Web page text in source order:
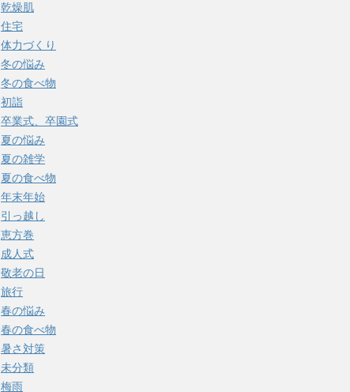
乾燥肌
住宅
体力づくり
冬の悩み
冬の食べ物
初詣
卒業式、卒園式
夏の悩み
夏の雑学
夏の食べ物
年末年始
引っ越し
恵方巻
成人式
敬老の日
旅行
春の悩み
春の食べ物
暑さ対策
未分類
梅雨